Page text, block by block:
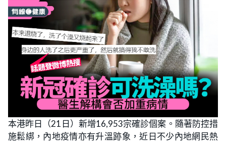
本港昨日（21日）新增16,953宗確診個案。隨著防控措
施鬆綁，內地疫情亦有升溫跡象，近日不少內地網民熱